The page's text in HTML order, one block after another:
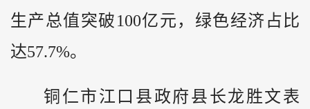
生产总值突破100亿元，绿色经济占比
达57.7%。
铜仁市江口县政府县长龙胜文表